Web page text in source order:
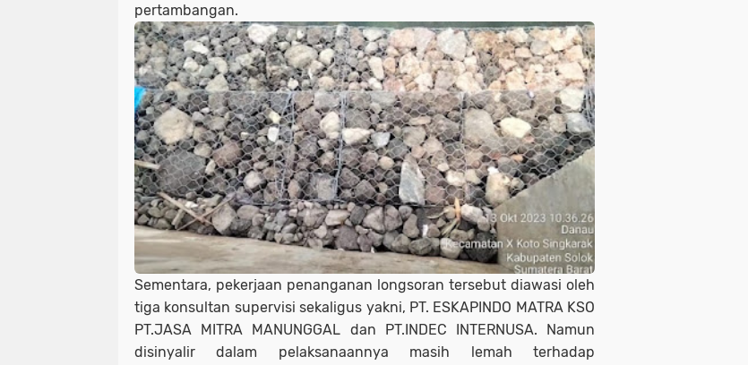
pertambangan.
Sementara, pekerjaan penanganan longsoran tersebut diawasi oleh
tiga konsultan supervisi sekaligus yakni, PT. ESKAPINDO MATRA KSO
PT.JASA MITRA MANUNGGAL dan PT.INDEC INTERNUSA. Namun
disinyalir dalam pelaksanaannya masih lemah terhadap